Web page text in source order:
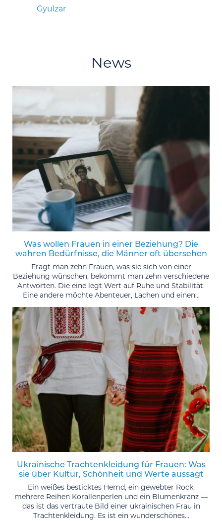
Gyulzar
News
Was wollen Frauen in einer Beziehung? Die
wahren Bedürfnisse, die Männer oft übersehen
Fragt man zehn Frauen, was sie sich von einer
Beziehung wünschen, bekommt man zehn verschiedene
Antworten. Die eine legt Wert auf Ruhe und Stabilität.
Eine andere möchte Abenteuer, Lachen und einen...
Ukrainische Trachtenkleidung für Frauen: Was
sie über Kultur, Schönheit und Werte aussagt
Ein weißes besticktes Hemd, ein gewebter Rock,
mehrere Reihen Korallenperlen und ein Blumenkranz —
das ist das vertraute Bild einer ukrainischen Frau in
Trachtenkleidung. Es ist ein wunderschönes...